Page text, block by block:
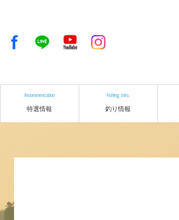
Recommendation
特選情報
Fishing Info.
釣り情報